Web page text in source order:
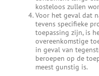
kosteloos zullen
Voor het geval dat
tevens specifieke
toepassing zijn, is
overeenkomstige
in geval van
beroepen op de
meest gunstig is.